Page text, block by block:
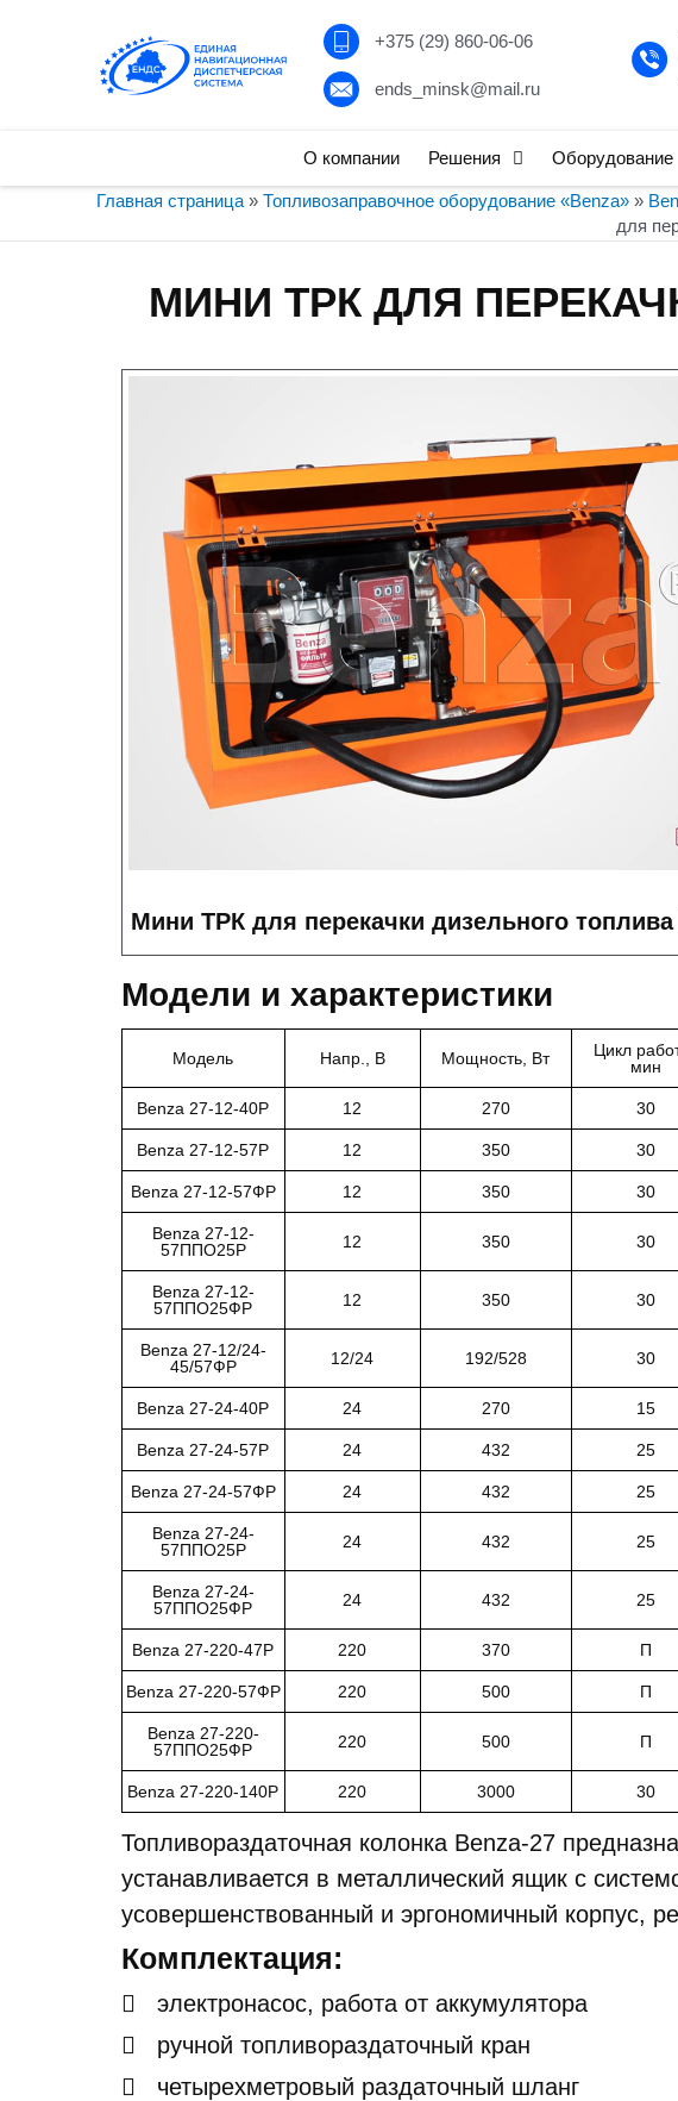
+375 (29) 860-06-06
ends_minsk@mail.ru
О компании Решения Оборудование
Главная страница» Топливозаправочное оборудование «Benza»»
для
МИНИ ТРК ДЛЯ
Мини ТРК для перекачки дизельного топлива
Модели и характеристики
Модель Напр., В Мощность, Вт
Цикл
мин
Benza 27-12-40Р 12 270 30
Benza 27-12-57Р 12 350 30
Benza 27-12-57ФР 12 350 30
Benza 27-12-
57ППО25Р
12 350 30
Benza 27-12-
57ППО25ФР
12 350 30
Benza 27-12/24-
45/57ФР
12/24 192/528 30
Benza 27-24-40Р 24 270 15
Benza 27-24-57Р 24 432 25
Benza 27-24-57ФР 24 432 25
Benza 27-24-
57ППО25Р
24 432 25
Benza 27-24-
57ППО25ФР
24 432 25
Benza 27-220-47Р 220 370 П
Benza 27-220-57ФР 220 500 П
Benza 27-220-
57ППО25ФР
220 500 П
Benza 27-220-140Р 220 3000 30
Топливораздаточная колонка Benza-27
устанавливается в металлический ящик с
усовершенствованный и эргономичный корпус,
Комплектация:
электронасос, работа от аккумулятора
ручной топливораздаточный кран
четырехметровый раздаточный шланг